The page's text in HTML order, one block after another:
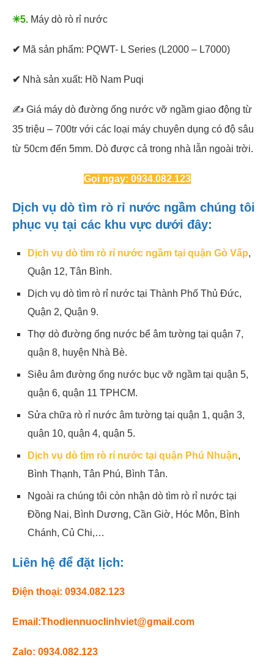
✳5. Máy dò rò rỉ nước
✔ Mã sản phẩm: PQWT- L Series (L2000 – L7000)
✔ Nhà sản xuất: Hồ Nam Puqi
✍ Giá máy dò đường ống nước vỡ ngầm giao động từ
35 triệu – 700tr với các loại máy chuyên dụng có độ sâu
từ 50cm đến 5mm. Dò được cả trong nhà lẫn ngoài trời.
Gọi ngay: 0934.082.123
Dịch vụ dò tìm rò rỉ nước ngầm chúng tôi
phục vụ tại các khu vực dưới đây:
Dịch vụ dò tìm rò rỉ nước ngầm tại quận Gò Vấp,
Quận 12, Tân Bình.
Dịch vụ dò tìm rò rỉ nước tại Thành Phố Thủ Đức,
Quận 2, Quận 9.
Thợ dò đường ống nước bể âm tường tại quận 7,
quận 8, huyện Nhà Bè.
Siêu âm đường ống nước bục vỡ ngầm tại quận 5,
quận 6, quận 11 TPHCM.
Sửa chữa rò rỉ nước âm tường tại quận 1, quận 3,
quận 10, quận 4, quận 5.
Dịch vụ dò tìm rò rỉ nước tại quận Phú Nhuận,
Bình Thạnh, Tân Phú, Bình Tân.
Ngoài ra chúng tôi còn nhận dò tìm rò rỉ nước tại
Đồng Nai, Bình Dương, Cần Giờ, Hóc Môn, Bình
Chánh, Củ Chi,…
Liên hệ để đặt lịch:
Điện thoại: 0934.082.123
Email:Thodiennuoclinhviet@gmail.com
Zalo: 0934.082.123